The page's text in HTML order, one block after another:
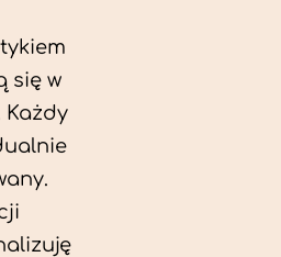
się w